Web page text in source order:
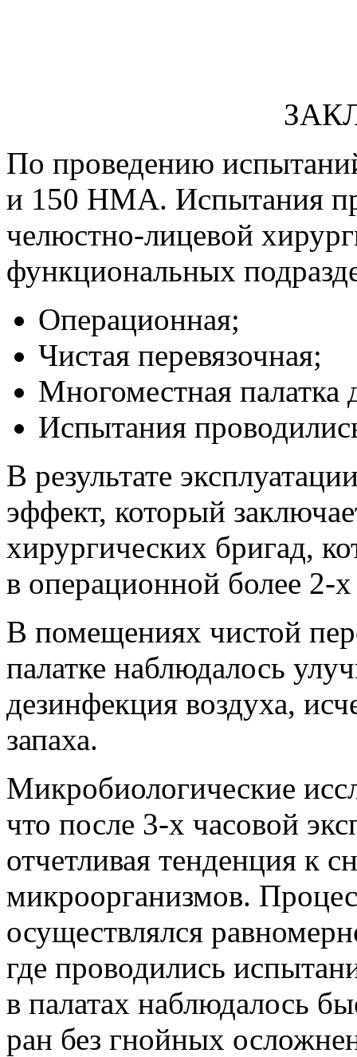
По проведению
и 150 НМА. Испытания
челюстно-лицевой
функциональных
Операционная;
Чистая перевязочная;
Многоместная палатка
Испытания
В результате
эффект, который
хирургических бригад,
в операционной более 2-х
В помещениях чистой
палатке наблюдалось
дезинфекция воздуха,
запаха.
Микробиологические
что после 3-х часовой
отчетливая тенденция к
микроорганизмов.
осуществлялся
где проводились
в палатах наблюдалось
ран без гнойных